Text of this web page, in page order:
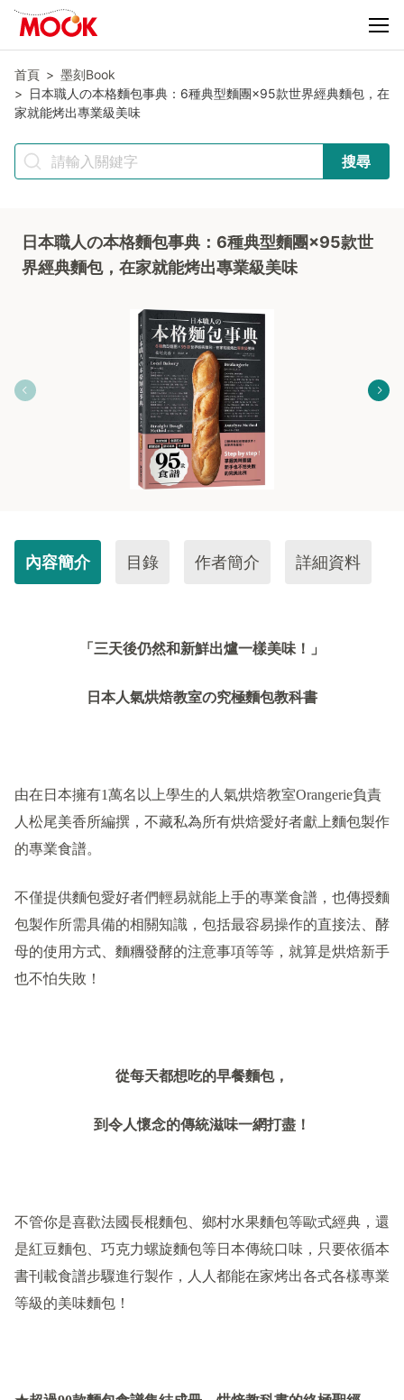
首頁
墨刻Book
日本職人の本格麵包事典：6種典型麵團×95款世界經典麵包，在
家就能烤出專業級美味
搜尋
日本職人の本格麵包事典：6種典型麵團×95款世
界經典麵包，在家就能烤出專業級美味
內容簡介 目錄 作者簡介 詳細資料
「三天後仍然和新鮮出爐一樣美味！」
日本人氣烘焙教室の究極麵包教科書
由在日本擁有1萬名以上學生的人氣烘焙教室Orangerie負責
人松尾美香所編撰，不藏私為所有烘焙愛好者獻上麵包製作
的專業食譜。
不僅提供麵包愛好者們輕易就能上手的專業食譜，也傳授麵
包製作所需具備的相關知識，包括最容易操作的直接法、酵
母的使用方式、麵糰發酵的注意事項等等，就算是烘焙新手
也不怕失敗！
從每天都想吃的早餐麵包，
到令人懷念的傳統滋味一網打盡！
不管你是喜歡法國長棍麵包、鄉村水果麵包等歐式經典，還
是紅豆麵包、巧克力螺旋麵包等日本傳統口味，只要依循本
書刊載食譜步驟進行製作，人人都能在家烤出各式各樣專業
等級的美味麵包！